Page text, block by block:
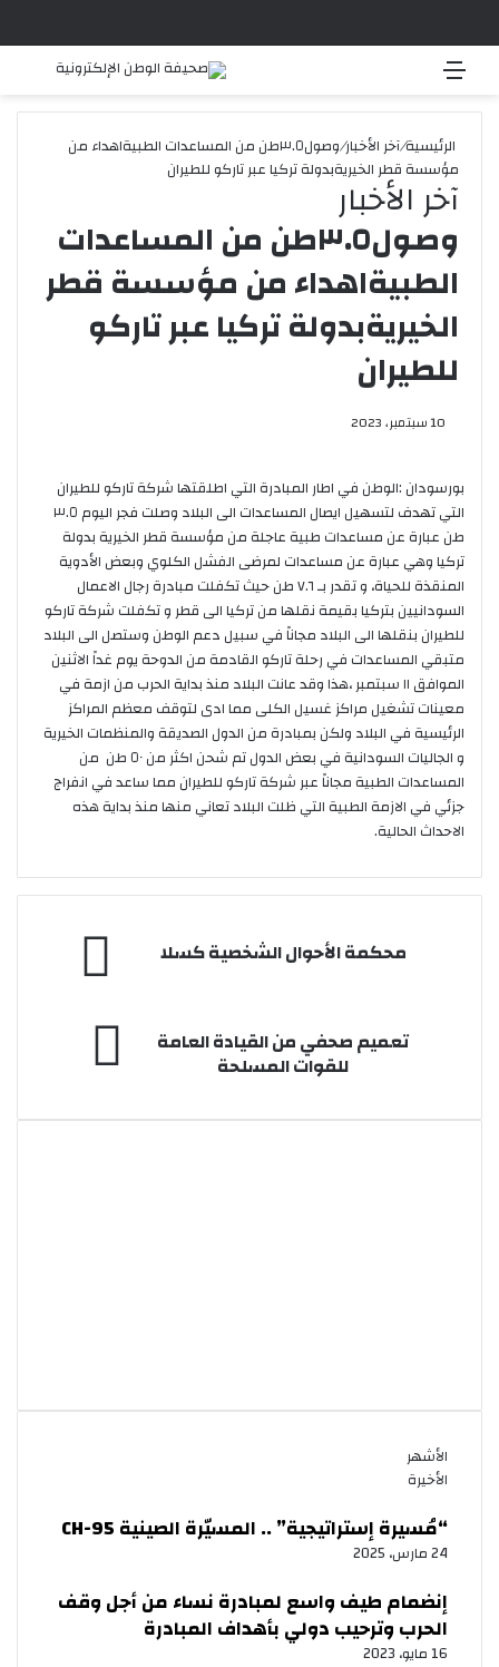
القائمة
الرئيسية/آخر الأخبار/
وصول٣.٥طن من المساعدات الطبيةاهداء من
مؤسسة قطر الخيريةبدولة تركيا عبر تاركو للطيران
آخر الأخبار
وصول٣.٥طن من المساعدات
الطبيةاهداء من مؤسسة قطر
الخيريةبدولة تركيا عبر تاركو
للطيران
10 سبتمبر، 2023
بورسودان :الوطن في اطار المبادرة التي اطلقتها شركة تاركو للطيران
التي تهدف لتسهيل ايصال المساعدات الى البلاد وصلت فجر اليوم ٣.٥
طن عبارة عن مساعدات طبية عاجلة من مؤسسة قطر الخيرية بدولة
تركيا وهي عبارة عن مساعدات لمرضى الفشل الكلوي وبعض الأدوية
المنقذة للحياة، و تقدر بـ ٧.٦ طن حيث تكفلت مبادرة رجال الاعمال
السودانيين بتركيا بقيمة نقلها من تركيا الى قطر و تكفلت شركة تاركو
للطيران بنقلها الى البلاد مجاناً في سبيل دعم الوطن وستصل الى البلاد
متبقي المساعدات في رحلة تاركو القادمة من الدوحة يوم غداً الاثنين
الموافق ١١ سبتمبر ،هذا وقد عانت البلاد منذ بداية الحرب من ازمة في
معينات تشغيل مراكز غسيل الكلى مما ادى لتوقف معظم المراكز
الرئيسية في البلاد ولكن بمبادرة من الدول الصديقة والمنظمات الخيرية
و الجاليات السودانية في بعض الدول تم شحن اكثر من ٥٠ طن من
المساعدات الطبية مجاناً عبر شركة تاركو للطيران مما ساعد في انفراج
جزئي في الازمة الطبية التي ظلت البلاد تعاني منها منذ بداية هذه
الاحداث الحالية.
محكمة الأحوال الشخصية كسلا
تعميم
صحفي
العامة
تعميم صحفي من القيادة العامة
للقوات المسلحة
الأشهر
الأخيرة
“مُسيرة إستراتيجية” .. المسيّرة الصينية CH-95
24 مارس، 2025
إنضمام طيف واسع لمبادرة نساء من أجل وقف
الحرب وترحيب دولي بأهداف المبادرة
16 مايو، 2023